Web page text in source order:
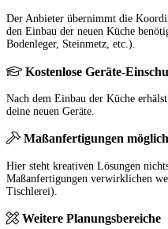
Der Anbieter übernimmt die
den Einbau der neuen Küche
Bodenleger, Steinmetz, etc.).
Kostenlose Geräte-
Nach dem Einbau der Küche
deine neuen Geräte.
Maßanfertigungen möglich
Hier steht kreativen Lösungen
Maßanfertigungen verwirklichen
Tischlerei).
Weitere Planungsbereiche